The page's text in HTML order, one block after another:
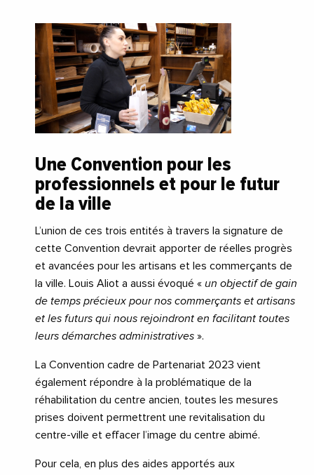
Une Convention pour les
professionnels et pour le futur
de la ville
L’union de ces trois entités à travers la signature de
cette Convention devrait apporter de réelles progrès
et avancées pour les artisans et les commerçants de
la ville. Louis Aliot a aussi évoqué « un objectif de gain
de temps précieux pour nos commerçants et artisans
et les futurs qui nous rejoindront en facilitant toutes
leurs démarches administratives ».
La Convention cadre de Partenariat 2023 vient
également répondre à la problématique de la
réhabilitation du centre ancien, toutes les mesures
prises doivent permettrent une revitalisation du
centre-ville et effacer l’image du centre abimé.
Pour cela, en plus des aides apportés aux